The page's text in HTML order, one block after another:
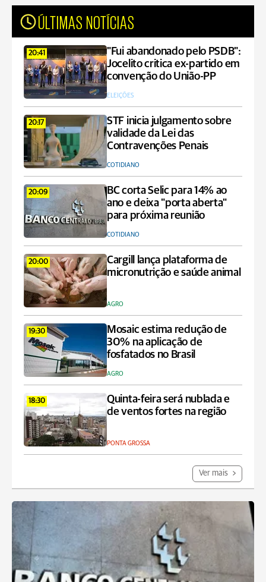
ÚLTIMAS NOTÍCIAS
20:41
"Fui abandonado pelo PSDB":
Jocelito critica ex-partido em
convenção do União-PP
ELEIÇÕES
20:17
STF inicia julgamento sobre
validade da Lei das
Contravenções Penais
COTIDIANO
20:09
BC corta Selic para 14% ao
ano e deixa "porta aberta"
para próxima reunião
COTIDIANO
20:00
Cargill lança plataforma de
micronutrição e saúde animal
AGRO
19:30
Mosaic estima redução de
30% na aplicação de
fosfatados no Brasil
AGRO
18:30
Quinta-feira será nublada e
de ventos fortes na região
PONTA GROSSA
Ver mais